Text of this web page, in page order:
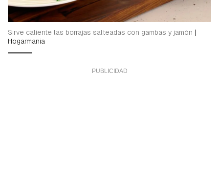
Sirve caliente las borrajas salteadas con gambas y jamón |
Hogarmania